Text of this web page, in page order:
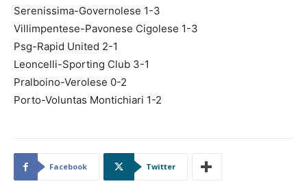
Serenissima-Governolese 1-3
Villimpentese-Pavonese Cigolese 1-3
Psg-Rapid United 2-1
Leoncelli-Sporting Club 3-1
Pralboino-Verolese 0-2
Porto-Voluntas Montichiari 1-2
Facebook Twitter